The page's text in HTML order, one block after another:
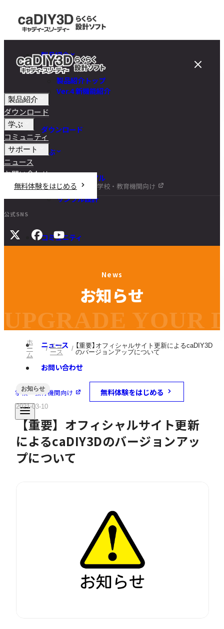
製品紹介
製品紹介トップ
Ver.4 新機能紹介
ダウンロード
学ぶ
チュートリアル
DIY講座
サンプル設計
コミュニティ
マニュアル
旧バージョンダウンロード
ニュース
お問い合わせ
学校・教育機関向け 無料体験をはじめる
製品紹介
ダウンロード
学ぶ
コミュニティ
サポート
ニュース
お問い合わせ
無料体験をはじめる
学校・教育機関向け
公式SNS
News
お知らせ
UPGRADE YOUR
ホ
ー
ム
ニュ
ース
【重要】オフィシャルサイト更新によるcaDIY3D
のバージョンアップについて
お知らせ
2021-03-10
【重要】オフィシャルサイト更新
によるcaDIY3Dのバージョンアッ
プについて